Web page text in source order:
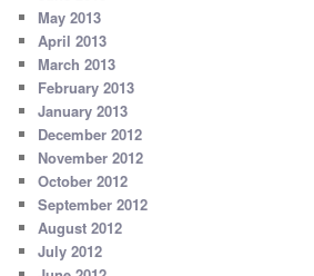
May 2013
April 2013
March 2013
February 2013
January 2013
December 2012
November 2012
October 2012
September 2012
August 2012
July 2012